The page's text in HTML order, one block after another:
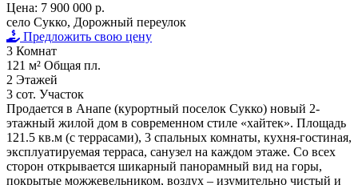
Цена: 7 900 000 р.
село Сукко, Дорожный переулок
Предложить свою цену
3 Комнат
121 м² Общая пл.
2 Этажей
3 сот. Участок
Продается в Анапе (курортный поселок Сукко) новый 2-
этажный жилой дом в современном стиле «хайтек». Площадь
121.5 кв.м (с террасами), 3 спальных комнаты, кухня-гостиная,
эксплуатируемая терраса, санузел на каждом этаже. Со всех
сторон открывается шикарный панорамный вид на горы,
покрытые можжевельником, воздух – изумительно чистый и